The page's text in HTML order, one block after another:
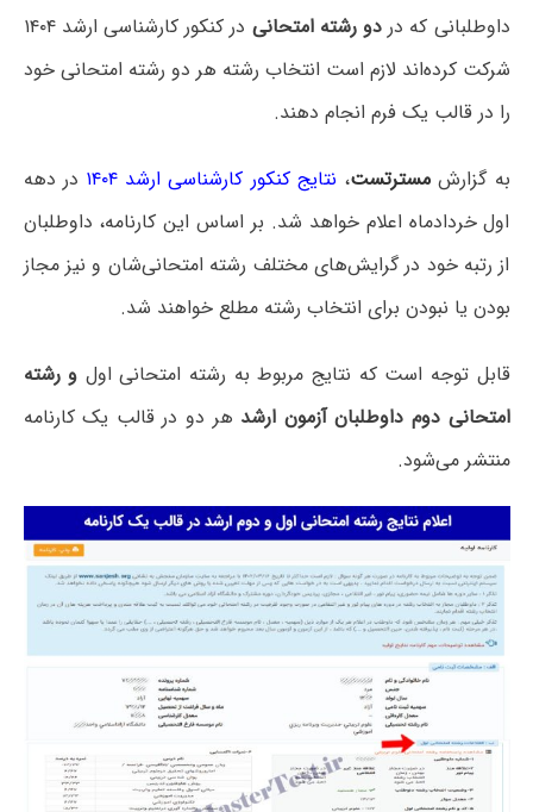
داوطلبانی که دردو رشته امتحانی
در کنکور کارشناسی ارشد ۱۴۰۴
شرکت کرده‌اند لازم است انتخاب رشته هر دو رشته امتحانی خود
را در قالب یک فرم انجام دهند.
به گزارش مسترتست، نتایج کنکور کارشناسی ارشد ۱۴۰۴
در دهه
اول خردادماه اعلام خواهد شد. بر اساس این کارنامه، داوطلبان
از رتبه خود در گرایش‌های مختلف رشته امتحانی‌شان و نیز مجاز
بودن یا نبودن برای انتخاب رشته مطلع خواهند شد.
قابل توجه است که نتایج مربوط به رشته امتحانی اول و رشته
امتحانی دوم داوطلبان آزمون ارشد هر دو در قالب یک کارنامه
منتشر می‌شود.